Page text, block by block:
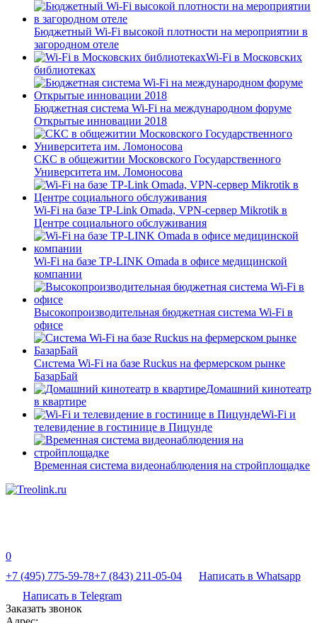
Бюджетный Wi-Fi высокой плотности на мероприятии в
загородном отеле
Wi-Fi в Московских
библиотеках
Бюджетная система Wi-Fi на международном форуме
Открытые инновации 2018
СКС в общежитии Московского Государственного
Университета им. Ломоносова
Wi-Fi на базе TP-Link Omada, VPN-сервер Mikrotik в
Центре социального обслуживания
Wi-Fi на базе TP-LINK Omada в офисе медицинской
компании
Высокопроизводительная бюджетная система Wi-Fi в
офисе
Система Wi-Fi на базе Ruckus на фермерском рынке
БазарБай
Домашний кинотеатр
в квартире
Wi-Fi и
телевидение в гостинице в Пицунде
Временная система видеонаблюдения на стройплощадке
0
+7 (495) 775-59-78+7 (843) 211-05-04
Написать в Whatsapp
Написать в Telegram
Заказать звонок